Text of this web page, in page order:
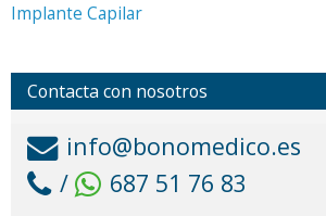
Implante Capilar
Contacta con nosotros
info@bonomedico.es
/
687 51 76 83